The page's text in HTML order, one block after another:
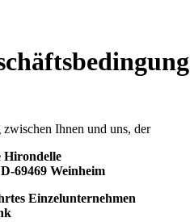
Ihnen und uns, der
Hirondelle
69469 Weinheim
Einzelunternehmen